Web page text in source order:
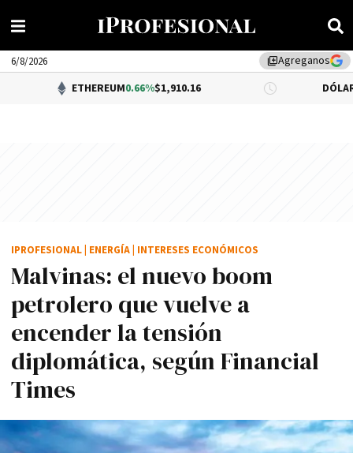
library_addAgreganos
6/8/2026
ETHEREUM0.66%$1,910.16 DÓLAR BNA 0.34%
Malvinas: el nuevo boom
petrolero que vuelve a
encender la tensión
diplomática, según Financial
Times
IPROFESIONAL ENERGÍA INTERESES ECONÓMICOS